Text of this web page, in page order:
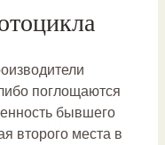
поглощаются
бывшего
второго места в